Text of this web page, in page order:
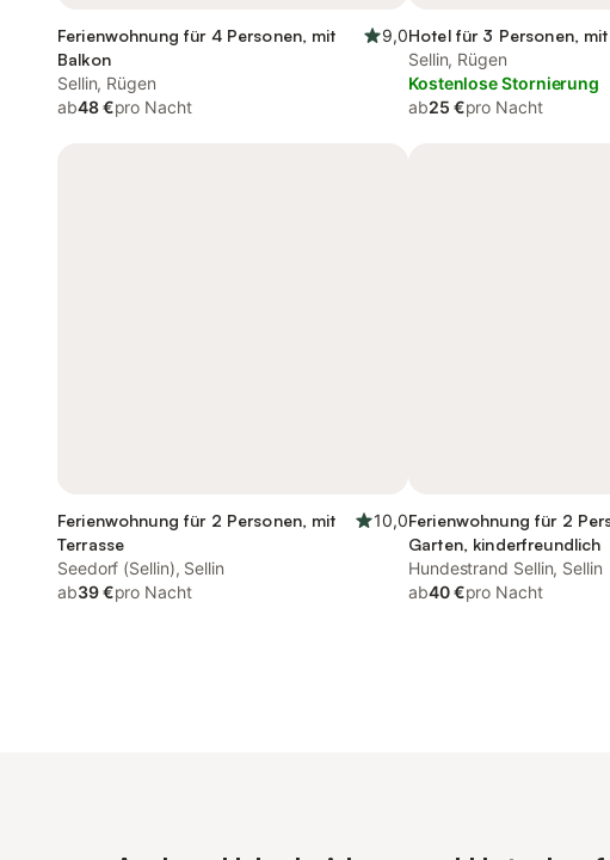
Ferienwohnung für 4 Personen, mit
Balkon
9,0
Sellin, Rügen
ab48 €pro Nacht
Hotel für 3 Personen,
Sellin, Rügen
Kostenlose Stornierung
ab25 €pro Nacht
Ferienwohnung für 2 Personen, mit
Terrasse
10,0
Seedorf (Sellin), Sellin
ab39 €pro Nacht
Ferienwohnung für 2
Garten, kinderfreundlich
Hundestrand Sellin, Sellin
ab40 €pro Nacht